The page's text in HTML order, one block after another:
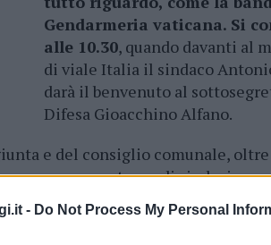
- Do Not Process My Personal
Gendarmeria vaticana. Si
alle 10.30, quando davanti al
di viale Italia il sindaco
darà il benvenuto al
Difesa Gioacchino Alfano.
e del consiglio comunale, oltre
una rappresentanza di sindaci
è prevista la presenza del